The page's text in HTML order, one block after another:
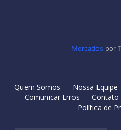
Mercados por
Quem Somos Nossa Equipe
Comunicar Erros
Contato
Política de